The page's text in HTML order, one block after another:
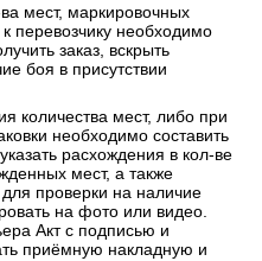
мест, маркировочных
к перевозчику необходимо
заказ, вскрыть
боя в присутствии
количества мест, либо при
необходимо составить
расхождения в кол-ве
мест, а также
для проверки на наличие
на фото или видео.
Акт с подписью и
приёмную накладную и